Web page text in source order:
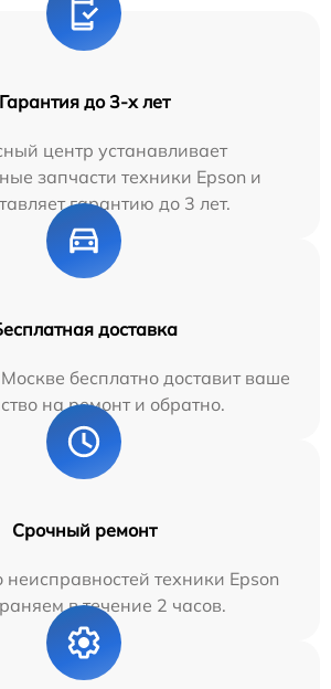
Гарантия до 3-х лет
центр устанавливает
запчасти техники Epson и
гарантию до 3 лет.
доставка
бесплатно доставит ваше
на ремонт и обратно.
Срочный ремонт
техники Epson
в течение 2 часов.